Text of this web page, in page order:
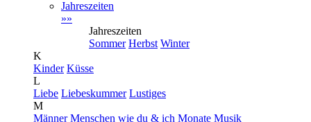
Jahreszeiten
»»
Jahreszeiten
Sommer Herbst Winter
K
Kinder Küsse
L
Liebe Liebeskummer Lustiges
M
Männer Menschen wie du & ich Monate Musik